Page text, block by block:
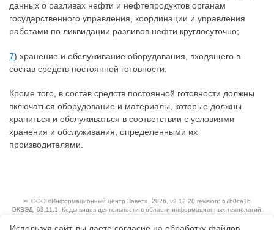
данных о разливах нефти и нефтепродуктов органам
государственного управления, координации и управления
работами по ликвидации разливов нефти круглосуточно;
7) хранение и обслуживание оборудования, входящего в
состав средств постоянной готовности.
Кроме того, в состав средств постоянной готовности должны
включаться оборудование и материалы, которые должны
храниться и обслуживаться в соответствии с условиями
хранения и обслуживания, определенными их
производителями.
© ООО «Информационный центр Завет», 2026, v2.12.20 revision: 67b0ca1b
ОКВЭД: 63.11.1, Коды видов деятельности в области информационных технологий:
Ценовая политика
Используя сайт, вы даете согласие на обработку файлов